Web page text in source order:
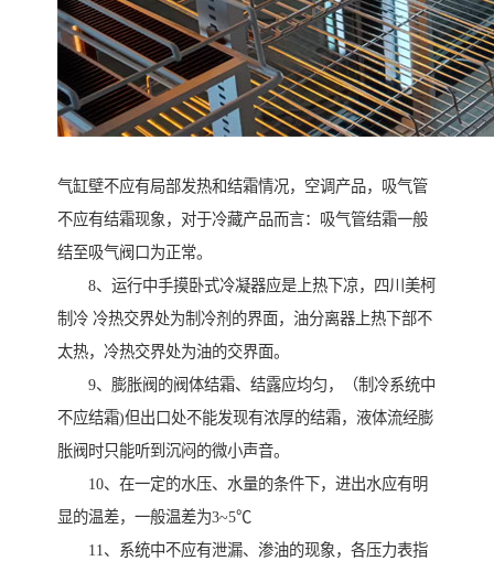
气缸壁不应有局部发热和结霜情况，空调产品，吸气管
不应有结霜现象，对于冷藏产品而言：吸气管结霜一般
结至吸气阀口为正常。
8、运行中手摸卧式冷凝器应是上热下凉，四川美柯
制冷 冷热交界处为制冷剂的界面，油分离器上热下部不
太热，冷热交界处为油的交界面。
9、膨胀阀的阀体结霜、结露应均匀，（制冷系统中
不应结霜)但出口处不能发现有浓厚的结霜，液体流经膨
胀阀时只能听到沉闷的微小声音。
10、在一定的水压、水量的条件下，进出水应有明
显的温差，一般温差为3~5℃
11、系统中不应有泄漏、渗油的现象，各压力表指